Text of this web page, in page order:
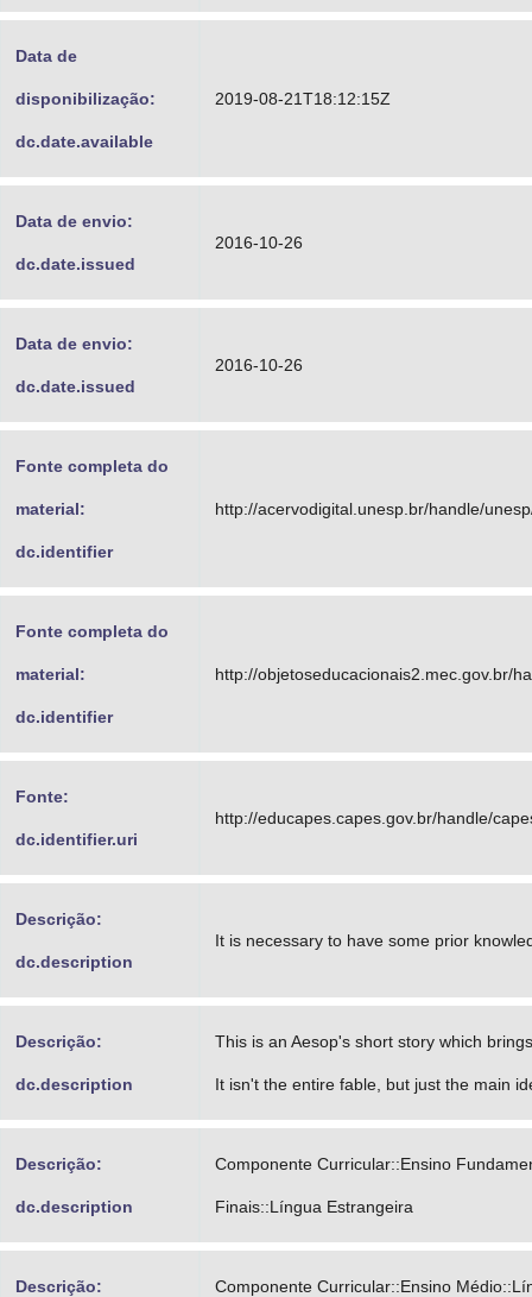
Data de
disponibilização:
dc.date.available
2019-08-21T18:12:15Z
Data de envio:
dc.date.issued
2016-10-26
Data de envio:
dc.date.issued
2016-10-26
Fonte completa do
material:
dc.identifier
http://acervodigital.unesp.br/handle/
Fonte completa do
material:
dc.identifier
http://objetoseducacionais2.mec.gov.br/
Fonte:
dc.identifier.uri
http://educapes.capes.gov.br/handle/
Descrição:
dc.description
It is necessary to have some prior
Descrição:
dc.description
This is an Aesop's short story which
It isn't the entire fable, but just the main
Descrição:
dc.description
Componente Curricular::Ensino
Finais::Língua Estrangeira
Descrição: Componente Curricular::Ensino